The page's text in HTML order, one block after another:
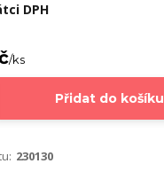
DPH
/ks
Přidat do košíku
230130